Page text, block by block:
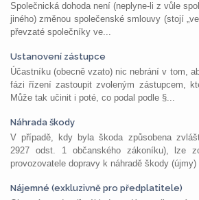
Společnická dohoda není (neplyne-li z vůle
jiného) změnou společenské smlouvy (stojí
převzaté společníky ve...
Ustanovení zástupce
Účastníku (obecně vzato) nic nebrání v tom,
fázi řízení zastoupit zvoleným zástupcem,
Může tak učinit i poté, co podal podle §...
Náhrada škody
V případě, kdy byla škoda způsobena
2927 odst. 1 občanského zákoníku), lze
provozovatele dopravy k náhradě škody (újmy)
Nájemné (exkluzivně pro předplatitele)